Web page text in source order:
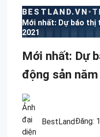
BESTLAND.VN •
Mới nhất: Dự báo
2021
Mới nhất: Dự
động sản
BestLandĐăng: